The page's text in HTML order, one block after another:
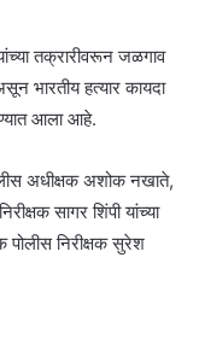
तक्रारीवरून जळगाव
भारतीय हत्यार कायदा
आला आहे.
अधीक्षक अशोक नखाते,
सागर शिंपी यांच्या
पोलीस निरीक्षक सुरेश